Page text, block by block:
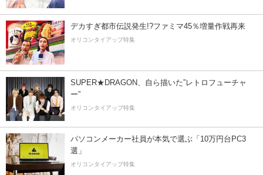
デカすぎ都市伝説発生!?ファミマ45％増量作戦再来
オリコンタイアップ特集
SUPER★DRAGON、自ら描いた”レトロフューチャ
ー”
オリコンタイアップ特集
パソコンメーカー社員が本気で選ぶ「10万円台PC3
選」
オリコンタイアップ特集